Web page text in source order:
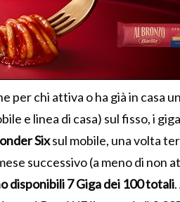
per chi attiva o ha già in casa
e linea di casa) sul fisso, i
Sixsul mobile, una volta
successivo (a meno di
disponibili 7 Giga dei 100 totali